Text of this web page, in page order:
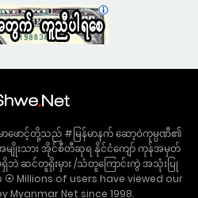
မာဖောင့်တို့သည် #မြန်မာနက် ဆော့ဝဲကုမ္ပဏီ၏
းသား အိုင်စီတီဆုရ နိုင်ငံကျော် ကုန်အမှတ်
ရှိဘဲ ဆင်တူရိုးမှား /သံတူကြောင်းကွဲ အသုံးပြု
⦿ Millions of users have viewed our
Myanmar Net since 1998.